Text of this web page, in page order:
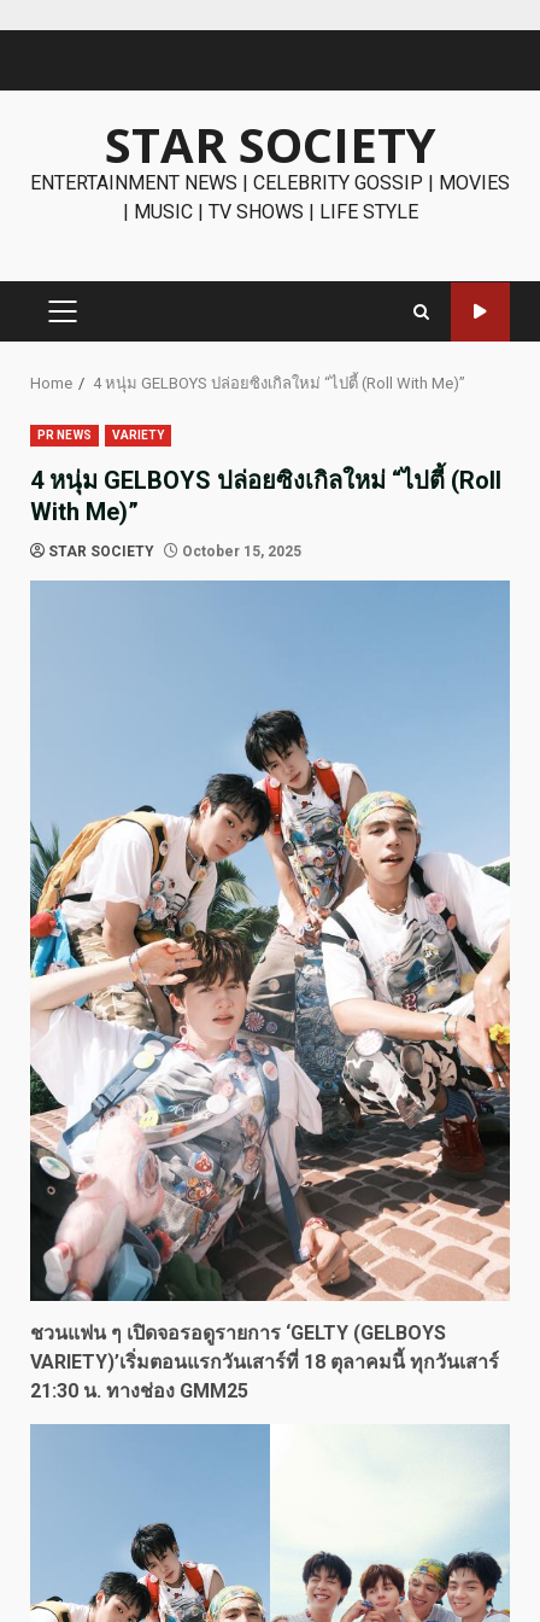
STAR SOCIETY
ENTERTAINMENT NEWS | CELEBRITY GOSSIP | MOVIES
| MUSIC | TV SHOWS | LIFE STYLE
PRIMARY
Home 4 หนุ่ม GELBOYS ปล่อยซิงเกิลใหม่ “ไปตี้ (Roll With Me)”
PR NEWS VARIETY
4 หนุ่ม GELBOYS ปล่อยซิงเกิลใหม่ “ไปตี้ (Roll
With Me)”
STAR SOCIETY October 15, 2025
ชวนแฟน ๆ เปิดจอรอดูรายการ ‘GELTY (GELBOYS
VARIETY)’เริ่มตอนแรกวันเสาร์ที่ 18 ตุลาคมนี้ ทุกวันเสาร์
21:30 น. ทางช่อง GMM25